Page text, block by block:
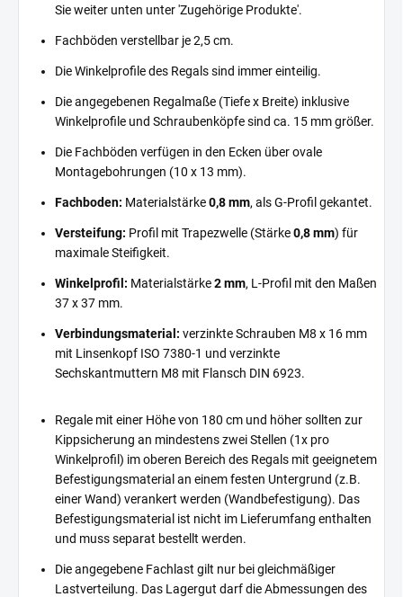
Sie weiter unten unter 'Zugehörige Produkte'.
Fachböden verstellbar je 2,5 cm.
Die Winkelprofile des Regals sind immer einteilig.
Die angegebenen Regalmaße (Tiefe x Breite) inklusive
Winkelprofile und Schraubenköpfe sind ca. 15 mm größer.
Die Fachböden verfügen in den Ecken über ovale
Montagebohrungen (10 x 13 mm).
Fachboden: Materialstärke0,8 mm, als G-Profil gekantet.
Versteifung: Profil mit Trapezwelle (Stärke0,8 mm) für
maximale Steifigkeit.
Winkelprofil: Materialstärke2 mm, L-Profil mit den Maßen
37 x 37 mm.
Verbindungsmaterial: verzinkte Schrauben M8 x 16 mm
mit Linsenkopf ISO 7380-1 und verzinkte
Sechskantmuttern M8 mit Flansch DIN 6923.
Regale mit einer Höhe von 180 cm und höher sollten zur
Kippsicherung an mindestens zwei Stellen (1x pro
Winkelprofil) im oberen Bereich des Regals mit geeignetem
Befestigungsmaterial an einem festen Untergrund (z.B.
einer Wand) verankert werden (Wandbefestigung). Das
Befestigungsmaterial ist nicht im Lieferumfang enthalten
und muss separat bestellt werden.
Die angegebene Fachlast gilt nur bei gleichmäßiger
Lastverteilung. Das Lagergut darf die Abmessungen des